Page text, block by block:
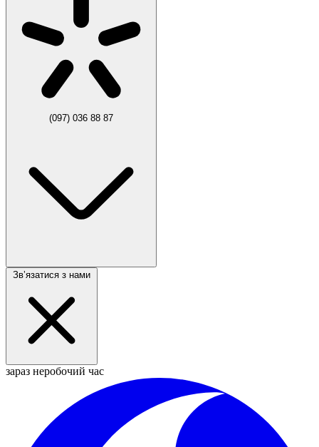
(097) 036 88 87
Звʼязатися з нами
зараз неробочий час